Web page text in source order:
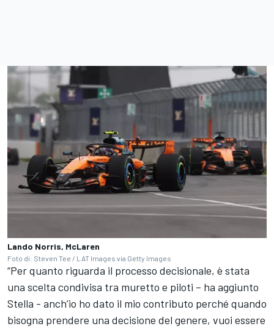
Lando Norris, McLaren
Foto di: Steven Tee / LAT Images via Getty Images
“Per quanto riguarda il processo decisionale, è stata
una scelta condivisa tra muretto e piloti – ha aggiunto
Stella - anch’io ho dato il mio contributo perché quando
bisogna prendere una decisione del genere, vuoi essere